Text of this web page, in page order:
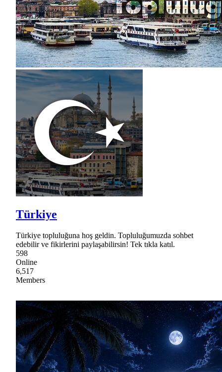
Türkiye
Türkiye topluluğuna hoş geldin. Topluluğumuzda sohbet
edebilir ve fikirlerini paylaşabilirsin! Tek tıkla katıl.
598
Online
6,517
Members